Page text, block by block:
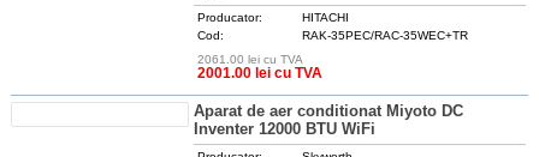
Producator:
HITACHI
Cod:
RAK-35PEC/RAC-35WEC+TR
2061.00 lei cu TVA
2001.00 lei cu TVA
Aparat de aer conditionat Miyoto DC
Inventer 12000 BTU WiFi